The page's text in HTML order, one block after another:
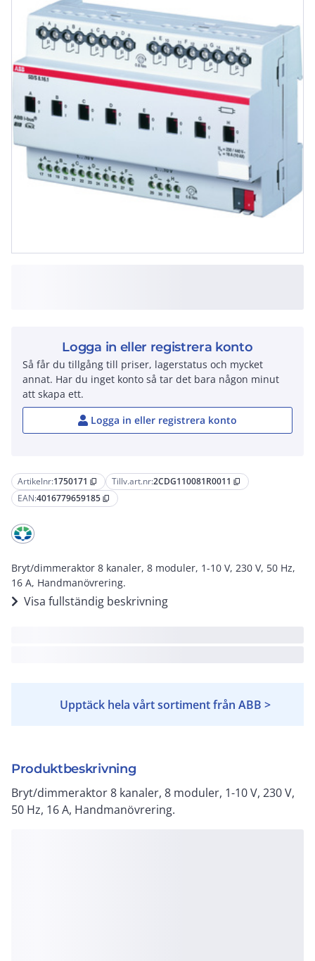
Artikelnr:1750171 content_copy Tillv.art.nr:2CDG110081R0011 content_copy
EAN:4016779659185 content_copy
Bryt/dimmeraktor 8 kanaler, 8 moduler, 1-10 V, 230 V, 50 Hz,
16 A, Handmanövrering.
Visa fullständig beskrivning
Upptäck hela vårt sortiment från ABB >
Produktbeskrivning
Bryt/dimmeraktor 8 kanaler, 8 moduler, 1-10 V, 230 V,
50 Hz, 16 A, Handmanövrering.
Logga in eller registrera konto
Så får du tillgång till priser, lagerstatus och mycket
annat. Har du inget konto så tar det bara någon minut
att skapa ett.
Logga in eller registrera konto